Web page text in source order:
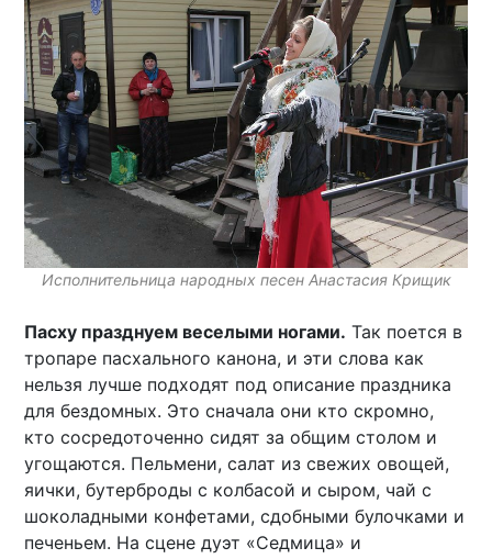
Исполнительница народных песен Анастасия Крищик
Пасху празднуем веселыми ногами. Так поется в
тропаре пасхального канона, и эти слова как
нельзя лучше подходят под описание праздника
для бездомных. Это сначала они кто скромно,
кто сосредоточенно сидят за общим столом и
угощаются. Пельмени, салат из свежих овощей,
яички, бутерброды с колбасой и сыром, чай с
шоколадными конфетами, сдобными булочками и
печеньем. На сцене дуэт «Седмица» и